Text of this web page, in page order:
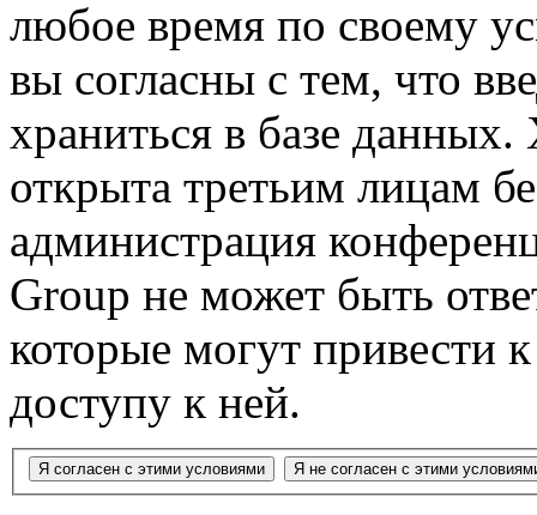
любое время по своему
вы согласны с тем, что
храниться в базе
открыта третьим лицам
администрация
Group не может быть
которые могут привести
доступу к ней.